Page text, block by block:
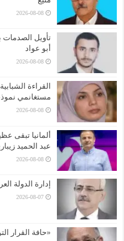
2026-08-08
تأويل الصدمات
أبو عواد
2026-08-08
القراءة
مستغانمي
2026-08-08
ألمانيا تبقى
عبد الحميد
2026-08-08
إدارة الدولة
2026-08-07
«حافة القرار